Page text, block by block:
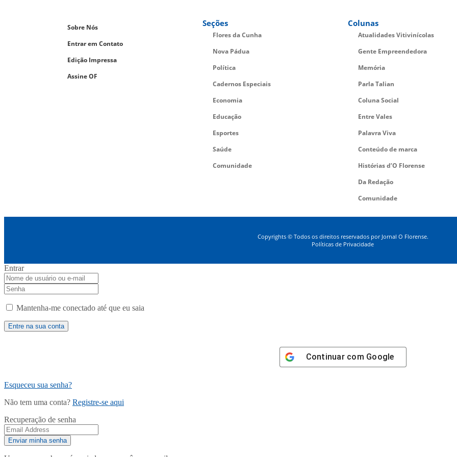
Sobre Nós
Entrar em Contato
Edição Impressa
Assine OF
Seções
Flores da Cunha
Nova Pádua
Política
Cadernos Especiais
Economia
Educação
Esportes
Saúde
Comunidade
Colunas
Atualidades Vitivinícolas
Gente Empreendedora
Memória
Parla Talian
Coluna Social
Entre Vales
Palavra Viva
Conteúdo de marca
Histórias d’O Florense
Da Redação
Comunidade
Copyrights © Todos os direitos reservados por Jornal O Florense.
Políticas de Privacidade
Entrar
Mantenha-me conectado até que eu saia
Continuar com Google
Esqueceu sua senha?
Não tem uma conta? Registre-se aqui
Recuperação de senha